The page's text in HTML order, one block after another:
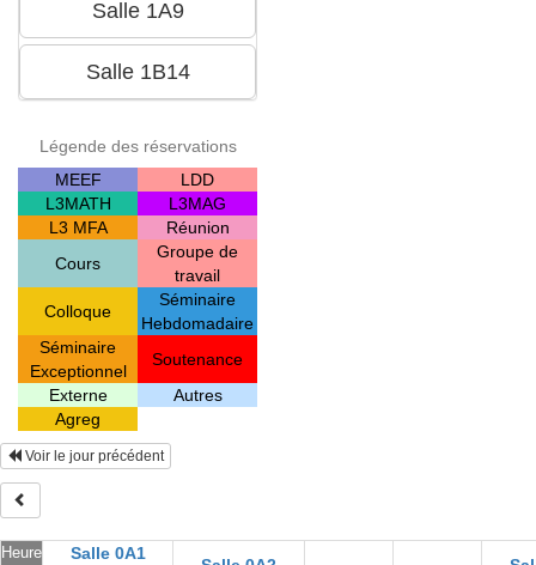
Légende des réservations
MEEF
LDD
L3MATH
L3MAG
L3 MFA
Réunion
Cours
Groupe de
travail
Colloque
Séminaire
Hebdomadaire
Séminaire
Exceptionnel
Soutenance
Externe
Autres
Agreg
Voir le jour précédent
Heure
Salle 0A1